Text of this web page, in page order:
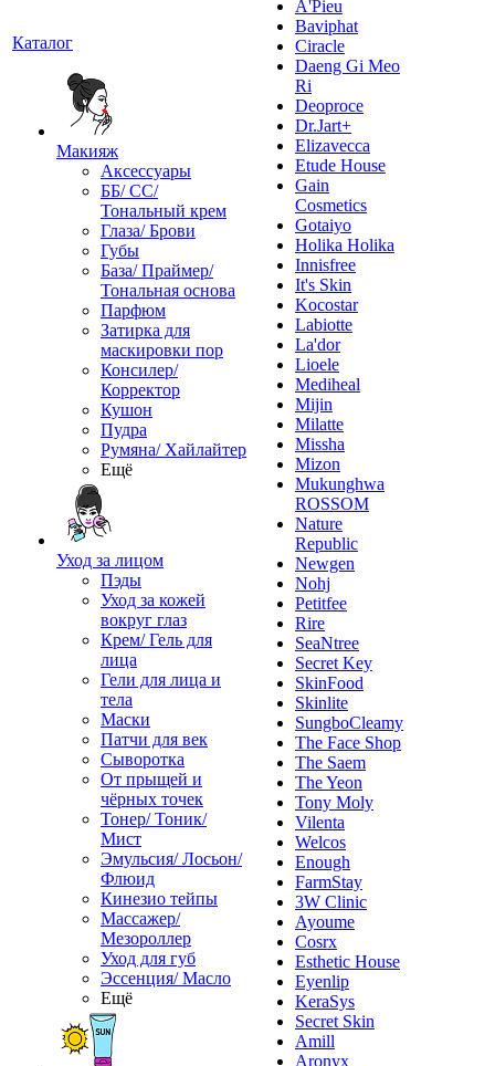
Каталог
Макияж
Аксессуары
ББ/ СС/
Тональный крем
Глаза/ Брови
Губы
База/ Праймер/
Тональная основа
Парфюм
Затирка для
маскировки пор
Консилер/
Корректор
Кушон
Пудра
Румяна/ Хайлайтер
Ещё
Уход за лицом
Пэды
Уход за кожей
вокруг глаз
Крем/ Гель для
лица
Гели для лица и
тела
Маски
Патчи для век
Сыворотка
От прыщей и
чёрных точек
Тонер/ Тоник/
Мист
Эмульсия/ Лосьон/
Флюид
Кинезио тейпы
Массажер/
Мезороллер
Уход для губ
Эссенция/ Масло
Ещё
A'Pieu
Baviphat
Ciracle
Daeng Gi Meo
Ri
Deoproce
Dr.Jart+
Elizavecca
Etude House
Gain
Cosmetics
Gotaiyo
Holika Holika
Innisfree
It's Skin
Kocostar
Labiotte
La'dor
Lioele
Mediheal
Mijin
Milatte
Missha
Mizon
Mukunghwa
ROSSOM
Nature
Republic
Newgen
Nohj
Petitfee
Rire
SeaNtree
Secret Key
SkinFood
Skinlite
SungboCleamy
The Face Shop
The Saem
The Yeon
Tony Moly
Vilenta
Welcos
Enough
FarmStay
3W Clinic
Ayoume
Cosrx
Esthetic House
Eyenlip
KeraSys
Secret Skin
Amill
Aronyx